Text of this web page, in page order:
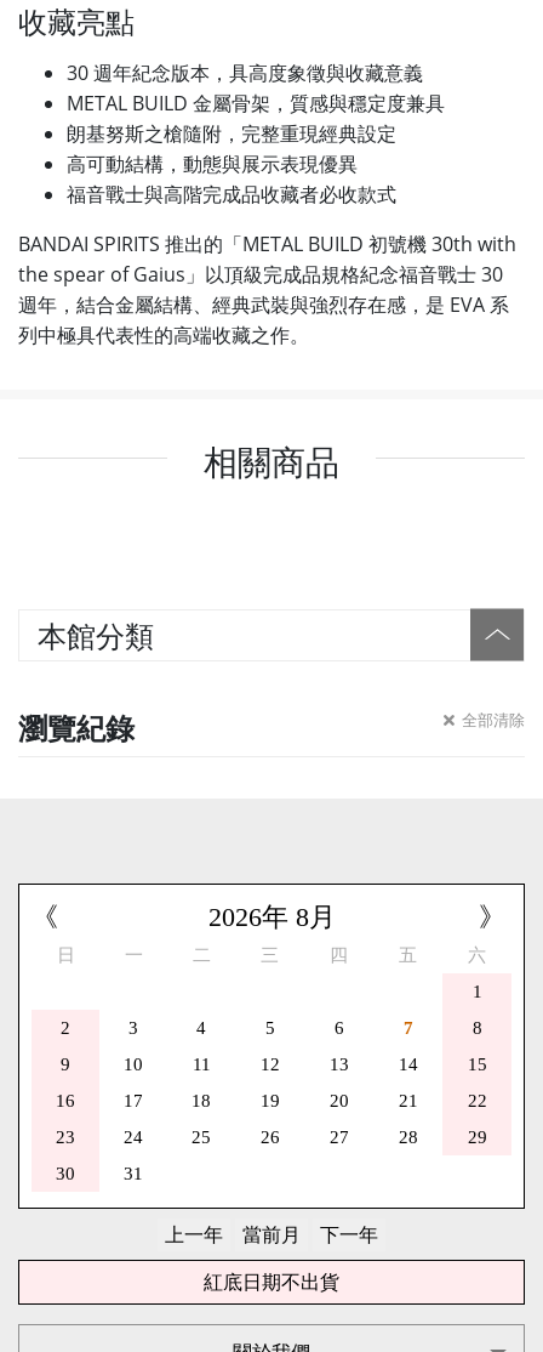
本館分類
瀏覽紀錄 全部清除
收藏亮點
30 週年紀念版本，具高度象徵與收藏意義
METAL BUILD 金屬骨架，質感與穩定度兼具
朗基努斯之槍隨附，完整重現經典設定
高可動結構，動態與展示表現優異
福音戰士與高階完成品收藏者必收款式
BANDAI SPIRITS 推出的「METAL BUILD 初號機 30th with
the spear of Gaius」以頂級完成品規格紀念福音戰士 30
週年，結合金屬結構、經典武裝與強烈存在感，是 EVA 系
列中極具代表性的高端收藏之作。
相關商品
《 》
2026年 8月
日 一 二 三 四 五
六
1
2
3 4 5 6 7
8
9
10 11 12 13 14
15
16
17 18 19 20 21
22
23
24 25 26 27 28
29
30
31
紅底日期不出貨